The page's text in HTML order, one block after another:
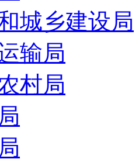
城乡建设局
输局
村局